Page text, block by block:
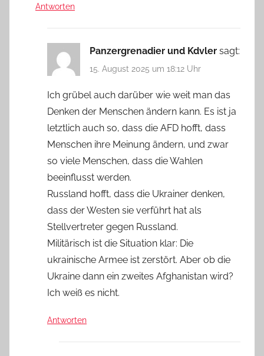
Antworten
Panzergrenadier und Kdvler sagt:
15. August 2025 um 18:12 Uhr
Ich grübel auch darüber wie weit man das
Denken der Menschen ändern kann. Es ist ja
letztlich auch so, dass die AFD hofft, dass
Menschen ihre Meinung ändern, und zwar
so viele Menschen, dass die Wahlen
beeinflusst werden.
Russland hofft, dass die Ukrainer denken,
dass der Westen sie verführt hat als
Stellvertreter gegen Russland.
Militärisch ist die Situation klar: Die
ukrainische Armee ist zerstört. Aber ob die
Ukraine dann ein zweites Afghanistan wird?
Ich weiß es nicht.
Antworten